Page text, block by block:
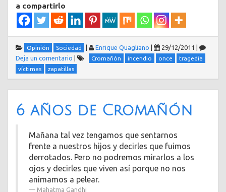
a compartirlo
Opinión Sociedad | Enrique Quagliano | 29/12/2011 |
Deja un comentario | Cromañón incendio once
tragedia
víctimas
zapatillas
6 años de Cromañón
Mañana tal vez tengamos que sentarnos
frente a nuestros hijos y decirles que fuimos
derrotados. Pero no podremos mirarlos a los
ojos y decirles que viven así porque no nos
animamos a pelear.
Mahatma Gandhi